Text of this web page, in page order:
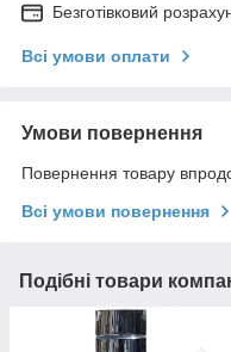
Безготівковий
Всі умови оплати
Умови повернення
Повернення товару
Всі умови повернення
Подібні товари